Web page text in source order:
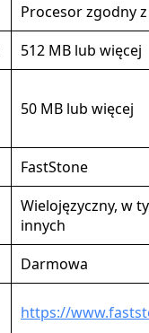
Procesor zgodny
512 MB lub więcej
50 MB lub więcej
FastStone
Wielojęzyczny, w
innych
Darmowa
https://